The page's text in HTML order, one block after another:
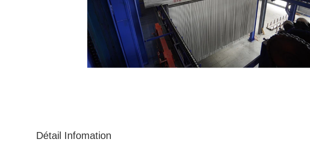
Détail Infomation